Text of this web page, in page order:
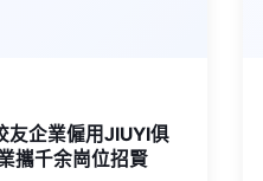
友企業僱用JIUYI俱
攜千余崗位招賢